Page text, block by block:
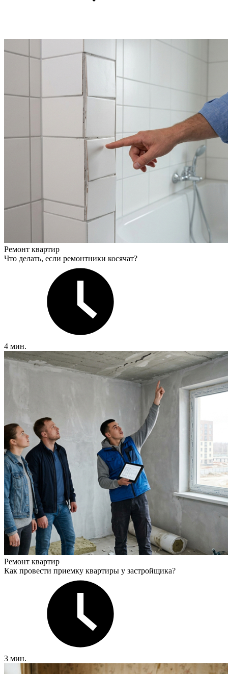
Ремонт квартир
Что делать, если ремонтники косячат?
4 мин.
Ремонт квартир
Как провести приемку квартиры у застройщика?
3 мин.